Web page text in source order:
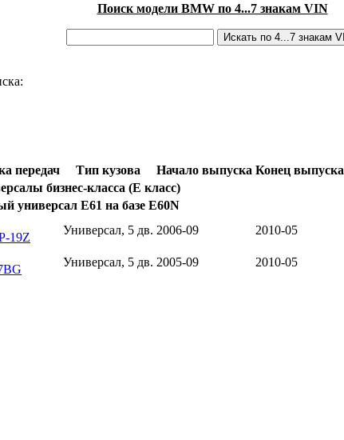
Поиск модели BMW по 4...7 знакам VIN
передач Тип кузова Начало выпуска Конец выпуска
бизнес-класса (E класс)
универсал E61 на базе E60N
19Z
Универсал, 5 дв. 2006-09 2010-05
Универсал, 5 дв. 2005-09
2010-05